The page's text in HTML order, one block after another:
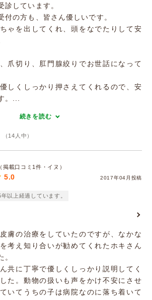
診しています。
付の方も、皆さん優しいです。
ゃを出してくれ、頭をなでたりして安
爪切り、肛門腺絞りでお世話になって
しくしっかり押さえてくれるので、安
。...
続きを読む
（ 14 人中）
掲載口コミ1件・イヌ）
2017年04月投稿
5.0
以上経過しています。
膚の治療をしていたのですが、なかな
考え知り合いが勧めてくれたホキさん
。
共に丁寧で優しくしっかり説明してく
た。動物の扱いも声をかけ不安にさせ
いてうちの子は病院なのに落ち着いて